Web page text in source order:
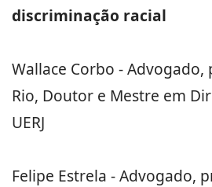
discriminação racial
Wallace Corbo - Advogado,
Rio, Doutor e Mestre em
UERJ
Felipe Estrela - Advogado,